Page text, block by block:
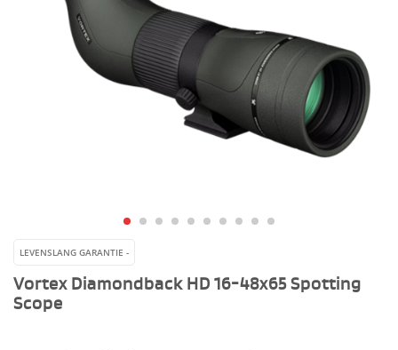
LEVENSLANG GARANTIE -
Vortex Diamondback HD 16-48x65 Spotting
Scope